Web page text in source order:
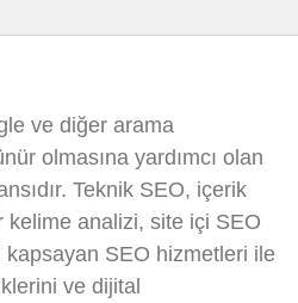
ve diğer arama
olmasına yardımcı olan
Teknik SEO, içerik
analizi, site içi SEO
kapsayan SEO hizmetleri ile
ve dijital